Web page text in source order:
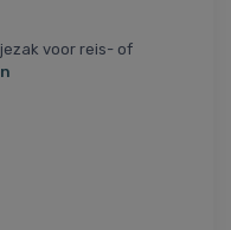
voor reis- of